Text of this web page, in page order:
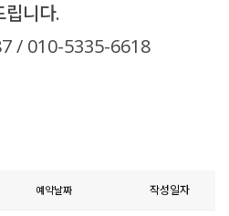
립니다.
/ 010-5335-6618
예약날짜 작성일자